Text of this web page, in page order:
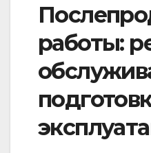
работы: